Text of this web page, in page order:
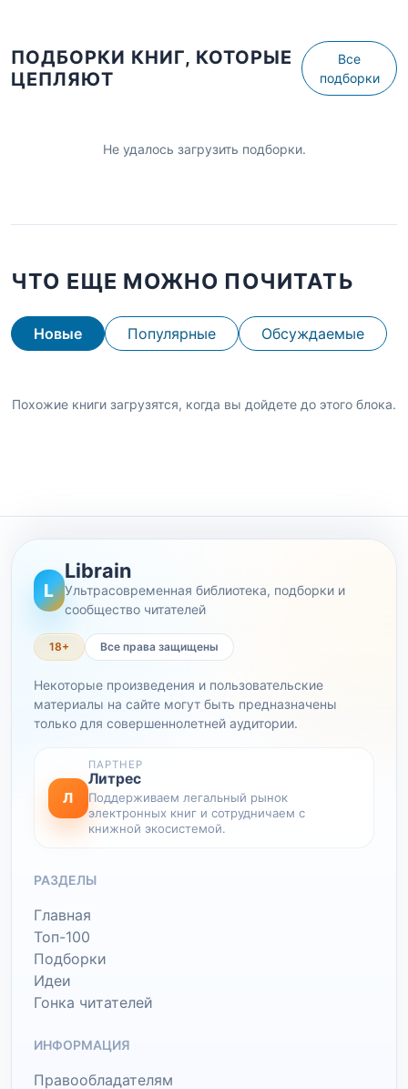
ПОДБОРКИ КНИГ, КОТОРЫЕ
ЦЕПЛЯЮТ
Все
подборки
Не удалось загрузить подборки.
ЧТО ЕЩЕ МОЖНО ПОЧИТАТЬ
Новые Популярные Обсуждаемые
Похожие книги загрузятся, когда вы дойдете до этого блока.
L
Librain
Ультрасовременная библиотека, подборки и
сообщество читателей
18+ Все права защищены
Некоторые произведения и пользовательские
материалы на сайте могут быть предназначены
только для совершеннолетней аудитории.
Л
ПАРТНЕР
Литрес
Поддерживаем легальный рынок
электронных книг и сотрудничаем с
книжной экосистемой.
РАЗДЕЛЫ
Главная
Топ-100
Подборки
Идеи
Гонка читателей
ИНФОРМАЦИЯ
Правообладателям